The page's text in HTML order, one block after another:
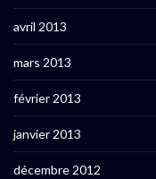
avril 2013
mars 2013
février 2013
janvier 2013
décembre 2012